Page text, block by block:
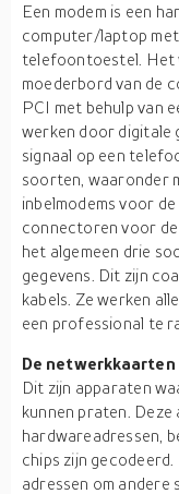
Een modem is een
computer/laptop
telefoontoestel. Het
moederbord van de
PCI met behulp van
werken door digitale
signaal op een
soorten, waaronder
inbelmodems voor
connectoren voor
het algemeen drie
gegevens. Dit zijn
kabels. Ze werken
een professional te
De
Dit zijn apparaten
kunnen praten.
hardwareadressen,
chips zijn
adressen om andere